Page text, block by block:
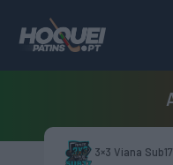
3×3 Viana Sub17